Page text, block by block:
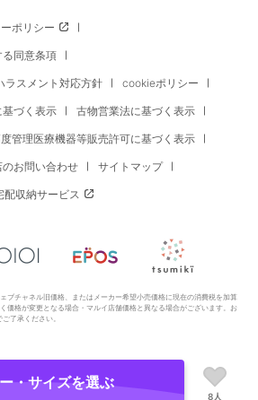
ポリシー
同意条項
ラスメント対応方針 cookieポリシー
づく表示 古物営業法に基づく表示
管理医療機器等販売許可に基づく表示
お問い合わせ サイトマップ
配収納サービス
ブチャネル旧価格、またはメーカー希望小売価格に現在の消費税を加算
価格が変更となる場合・マルイ店舗価格と異なる場合がございます。お
了承ください。
All Rights Reserved. MARUI Co., Ltd
・サイズを選ぶ
8人